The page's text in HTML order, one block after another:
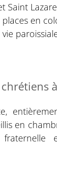
Saint
en
en